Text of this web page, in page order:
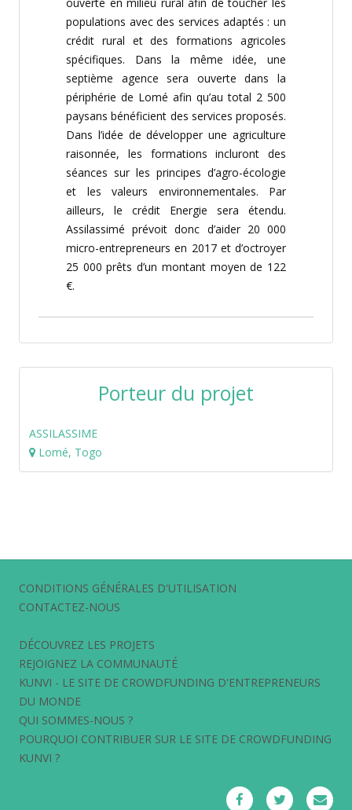
populations avec des services adaptés : un
crédit rural et des formations agricoles
spécifiques. Dans la même idée, une
septième agence sera ouverte dans la
périphérie de Lomé afin qu’au total 2 500
paysans bénéficient des services proposés.
Dans l’idée de développer une agriculture
raisonnée, les formations incluront des
séances sur les principes d’agro-écologie
et les valeurs environnementales. Par
ailleurs, le crédit Energie sera étendu.
Assilassimé prévoit donc d’aider 20 000
micro-entrepreneurs en 2017 et d’octroyer
25 000 prêts d’un montant moyen de 122
€.
Porteur du projet
ASSILASSIME
Lomé, Togo
CONDITIONS GÉNÉRALES D'UTILISATION
CONTACTEZ-NOUS
DÉCOUVREZ LES PROJETS
REJOIGNEZ LA COMMUNAUTÉ
KUNVI - LE SITE DE CROWDFUNDING D'ENTREPRENEURS
DU MONDE
QUI SOMMES-NOUS ?
POURQUOI CONTRIBUER SUR LE SITE DE CROWDFUNDING
KUNVI ?